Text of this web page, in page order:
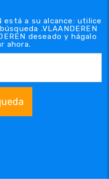
está a su alcance: utilice
.VLAANDEREN
deseado y hágalo
ahora.